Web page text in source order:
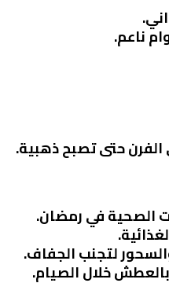
ناعم.
حتى تصبح ذهبية.
الصحية في رمضان.
لتجنب الجفاف.
خلال الصيام.